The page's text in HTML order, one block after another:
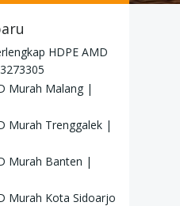
HDPE AMD
Murah Malang |
Murah Trenggalek |
Murah Banten |
Murah Kota Sidoarjo